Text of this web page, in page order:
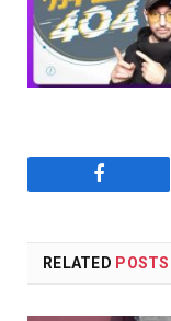
Facebook
RELATED POSTS